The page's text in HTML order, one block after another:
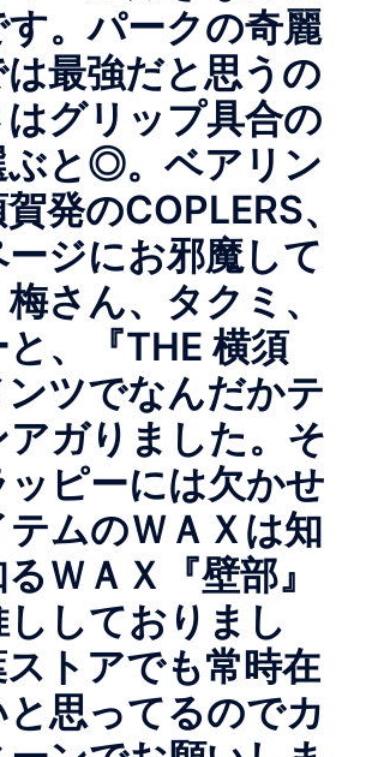
。パークの奇麗
最強だと思うの
グリップ具合の
ぶと◎。ベアリン
発のCOPLERS、
ジにお邪魔して
さん、タクミ、
、『THE 横須
ツでなんだかテ
ガりました。そ
ッピーには欠かせ
ムのＷＡＸは知
ＷＡＸ『壁部』
しておりまし
トアでも常時在
思ってるのでカ